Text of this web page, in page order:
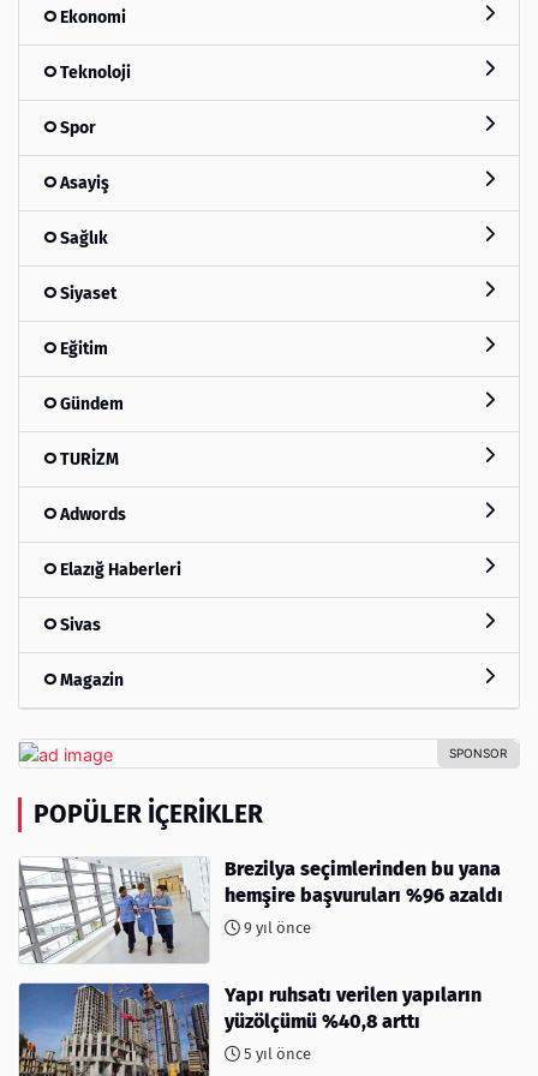
Ekonomi
Teknoloji
Spor
Asayiş
Sağlık
Siyaset
Eğitim
Gündem
TURİZM
Adwords
Elazığ Haberleri
Sivas
Magazin
POPÜLER İÇERIKLER
Brezilya seçimlerinden bu yana
hemşire başvuruları %96 azaldı
9 yıl önce
Yapı ruhsatı verilen yapıların
yüzölçümü %40,8 arttı
5 yıl önce